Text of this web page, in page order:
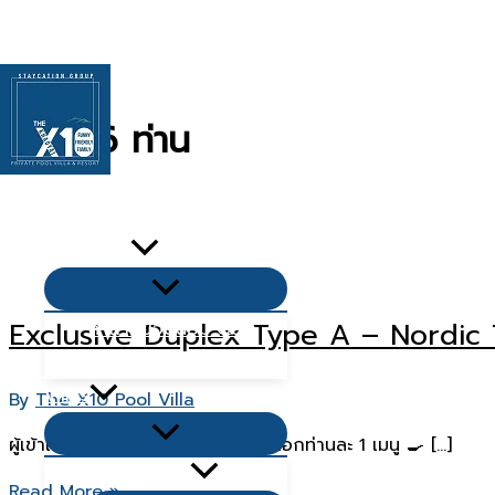
content
Menu
Toggle
คำถามยอดนิยม Q&A
Villas
Menu
Toggle
4-6 ท่าน
Exclusive Duplex Type A – Nordic
By The X10 Pool Villa
ผู้เข้าเพิ่ม : 🍴เมนู Breakfast 🐻‍❄️เลือกท่านละ 1 เมนู 🍳 […]